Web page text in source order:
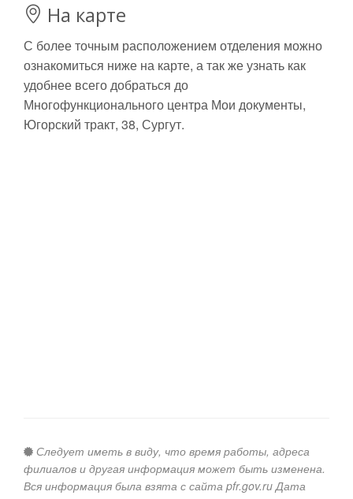
На карте
С более точным расположением отделения можно
ознакомиться ниже на карте, а так же узнать как
удобнее всего добраться до
Многофункционального центра Мои документы,
Югорский тракт, 38, Сургут.
Следует иметь в виду, что время работы, адреса
филиалов и другая информация может быть изменена.
Вся информация была взята с сайта pfr.gov.ru Дата